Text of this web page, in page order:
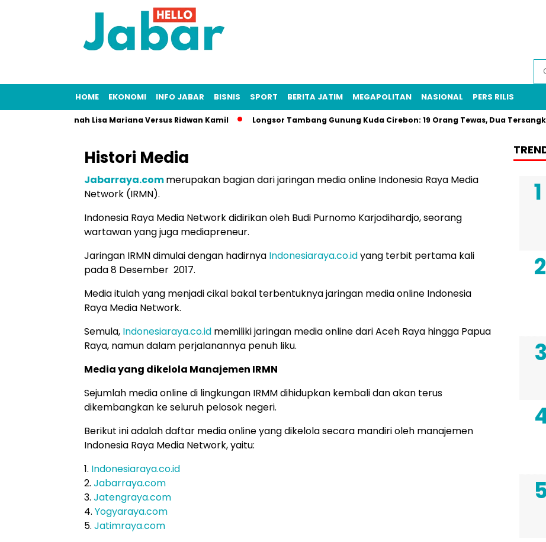
HOME EKONOMI INFO JABAR BISNIS SPORT BERITA JATIM MEGAPOLITAN NASIONAL PERS RILIS
Kasus Fitnah Lisa Mariana Versus Ridwan Kamil Longsor Tambang Gunung Kuda Cirebon: 19 Orang Tewas, Dua Tersangka
Histori Media
Jabarraya.commerupakan bagian dari jaringan media online Indonesia Raya Media
Network (IRMN).
Indonesia Raya Media Network didirikan oleh Budi Purnomo Karjodihardjo, seorang
wartawan yang juga mediapreneur.
Jaringan IRMN dimulai dengan hadirnya Indonesiaraya.co.idyang terbit pertama kali
pada 8 Desember 2017.
Media itulah yang menjadi cikal bakal terbentuknya jaringan media online Indonesia
Raya Media Network.
Semula, Indonesiaraya.co.id memiliki jaringan media online dari Aceh Raya hingga Papua
Raya, namun dalam perjalanannya penuh liku.
Media yang dikelola Manajemen IRMN
Sejumlah media online di lingkungan IRMM dihidupkan kembali dan akan terus
dikembangkan ke seluruh pelosok negeri.
Berikut ini adalah daftar media online yang dikelola secara mandiri oleh manajemen
Indonesia Raya Media Network, yaitu:
1. Indonesiaraya.co.id
2. Jabarraya.com
3. Jatengraya.com
4. Yogyaraya.com
5. Jatimraya.com